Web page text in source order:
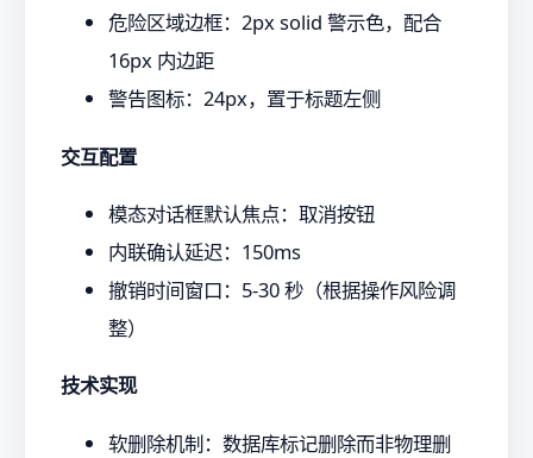
危险区域边框：2px solid 警示色，配合
16px 内边距
警告图标：24px，置于标题左侧
交互配置
模态对话框默认焦点：取消按钮
内联确认延迟：150ms
撤销时间窗口：5-30 秒（根据操作风险调
整）
技术实现
软删除机制：数据库标记删除而非物理删